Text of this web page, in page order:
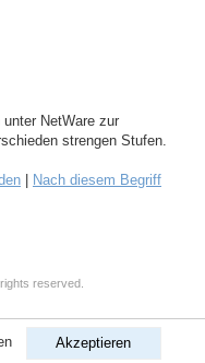
NetWare zur
strengen Stufen.
Nach diesem Begriff
Akzeptieren
rights reserved.